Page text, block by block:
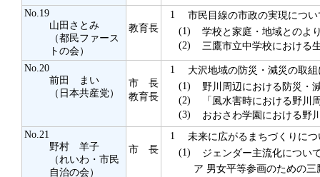
No.19
山田さとみ
（都民ファース
トの会）
教育長
1
市民目線の市政の実現につい
(1)
学校と家庭・地域とのよ
(2)
三鷹市立中学校における
No.20
前田 まい
（日本共産党）
市 長
教育長
1
大沢地域の防災・減災の取組
(1)
野川周辺における防災・
(2)
「風水害時における野川
(3)
おおさわ学園における野
No.21
野村 羊子
（れいわ・市民
自治の会）
市 長
1
未来に広がるまちづくりにつ
(1)
ジェンダー主流化につい
ア 男女平等参画のための